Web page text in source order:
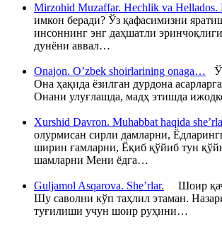
Mirzohid Muzaffar. Hechlik va Hellados.
имкон беради? Ўз қафасимизни
инсоннинг энг даҳшатли
дунёни аввал…
Onajon. O’zbek shoirlarining onaga…
Она ҳақида ёзилган дурдона
Онани улуғлашда, мадҳ этишда
Xurshid Davron. Muhabbat haqida
олурмисан сирли дамларни,
ширин ғамларни, Ёқиб қўйиб тун
шамларни Мени ёдга…
Guljamol Asqarova. She’rlar. Шоир
Шу саволни кўп таҳлил этаман.
туғилиши учун шоир руҳини…